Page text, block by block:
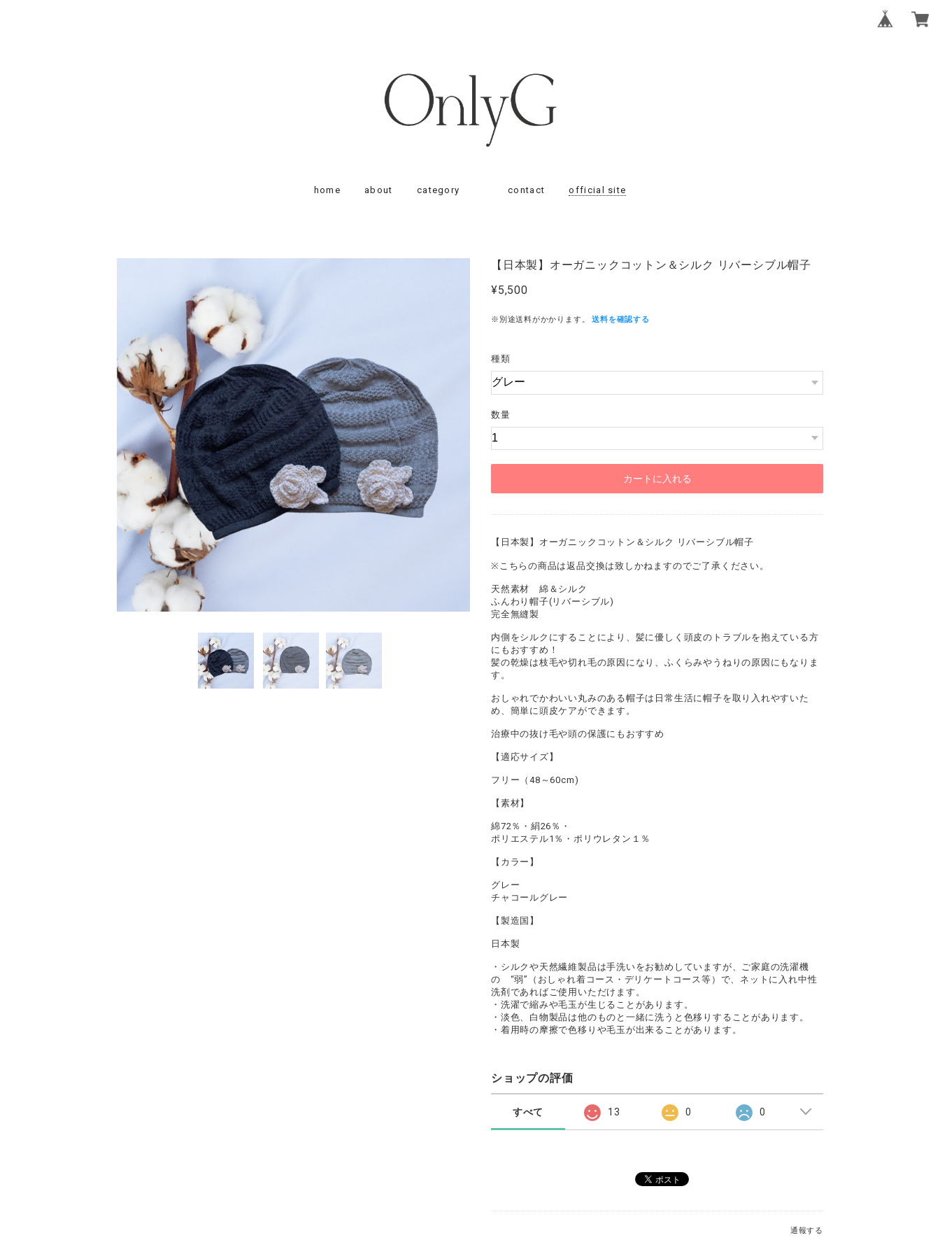
home about category contact official site
【日本製】オーガニックコットン＆シルク リバーシブル帽子
¥5,500
※別途送料がかかります。 送料を確認する
種類
数量
カートに入れる
【日本製】オーガニックコットン＆シルク リバーシブル帽子
※こちらの商品は返品交換は致しかねますのでご了承ください。
天然素材 綿＆シルク
ふんわり帽子(リバーシブル)
完全無縫製
内側をシルクにすることにより、髪に優しく頭皮のトラブルを抱えている方
にもおすすめ！
髪の乾燥は枝毛や切れ毛の原因になり、ふくらみやうねりの原因にもなりま
す。
おしゃれでかわいい丸みのある帽子は日常生活に帽子を取り入れやすいた
め、簡単に頭皮ケアができます。
治療中の抜け毛や頭の保護にもおすすめ
【適応サイズ】
フリー（48～60cm)
【素材】
綿72％・絹26％・
ポリエステル1％・ポリウレタン１％
【カラー】
グレー
チャコールグレー
【製造国】
日本製
・シルクや天然繊維製品は手洗いをお勧めしていますが、ご家庭の洗濯機
の “弱”（おしゃれ着コース・デリケートコース等）で、ネットに入れ中性
洗剤であればご使用いただけます。
・洗濯で縮みや毛玉が生じることがあります。
・淡色、白物製品は他のものと一緒に洗うと色移りすることがあります。
・着用時の摩擦で色移りや毛玉が出来ることがあります。
ショップの評価
すべて 13 0 0
通報する